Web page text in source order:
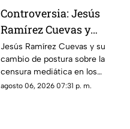
Controversia: Jesús
Ramírez Cuevas y
Censura a los Medios
de Comunicación
Jesús Ramírez Cuevas y su
cambio de postura sobre la
censura mediática en los
medios de comunicación.
agosto 06, 2026 07:31 p. m.